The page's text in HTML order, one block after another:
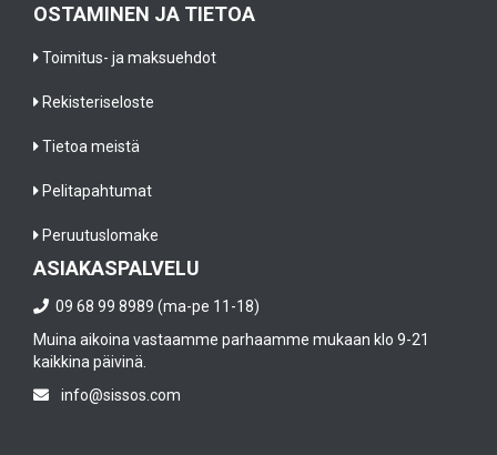
OSTAMINEN JA TIETOA
Toimitus- ja maksuehdot
Rekisteriseloste
Tietoa meistä
Pelitapahtumat
Peruutuslomake
ASIAKASPALVELU
09 68 99 8989 (ma-pe 11-18)
Muina aikoina vastaamme parhaamme mukaan klo 9-21
kaikkina päivinä.
info@sissos.com